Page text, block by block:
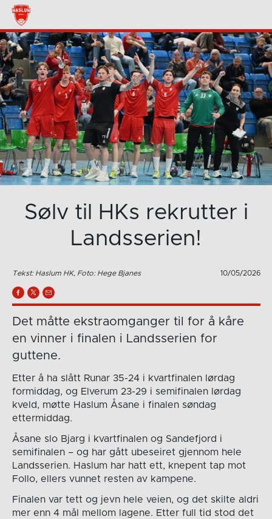
Sølv til HKs rekrutter i
Landsserien!
Tekst: Haslum HK, Foto: Hege Bjanes 10/05/2026
Det måtte ekstraomganger til for å kåre
en vinner i finalen i Landsserien for
guttene.
Etter å ha slått Runar 35-24 i kvartfinalen lørdag
formiddag, og Elverum 23-29 i semifinalen lørdag
kveld, møtte Haslum Åsane i finalen søndag
ettermiddag.
Åsane slo Bjarg i kvartfinalen og Sandefjord i
semifinalen – og har gått ubeseiret gjennom hele
Landsserien. Haslum har hatt ett, knepent tap mot
Follo, ellers vunnet resten av kampene.
Finalen var tett og jevn hele veien, og det skilte aldri
mer enn 4 mål mellom lagene. Etter full tid stod det